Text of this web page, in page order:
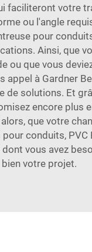
faciliteront votre
ou l'angle
pour
Ainsi, que
ou que vous
appel à Gardner
de solutions. Et
encore plus
que votre
conduits, PVC
vous avez
bien votre projet.